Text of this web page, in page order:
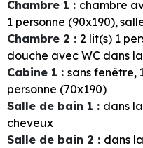
Chambre 1 : chambre
1 personne (90x190)
Chambre 2 : 2 lit(s) 1
douche avec WC dans
Cabine 1 : sans fenêtre
personne (70x190)
Salle de bain 1 : dans
cheveux
Salle de bain 2 : dans